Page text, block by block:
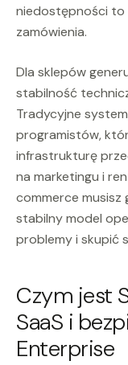
niedostępności to
zamówienia.
Dla sklepów
stabilność
Tradycyjne
programistów,
infrastrukturę
na marketingu i
commerce musisz
stabilny model
problemy i skupić
Czym jest
SaaS i
Enterprise